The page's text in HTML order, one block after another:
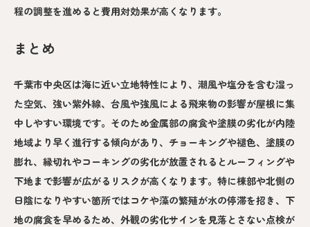
程の調整を進めると費用対効果が高くなります。
まとめ
千葉市中央区は海に近い立地特性により、潮風や塩分を含む湿っ
た空気、強い紫外線、台風や強風による飛来物の影響が屋根に集
中しやすい環境です。そのため金属部の腐食や塗膜の劣化が内陸
地域より早く進行する傾向があり、チョーキングや褪色、塗膜の
膨れ、縁切れやコーキングの劣化が放置されるとルーフィングや
下地まで影響が広がるリスクが高くなります。特に棟部や北側の
日陰になりやすい箇所ではコケや藻の繁殖が水の停滞を招き、下
地の腐食を早めるため、外観の劣化サインを見落とさない点検が